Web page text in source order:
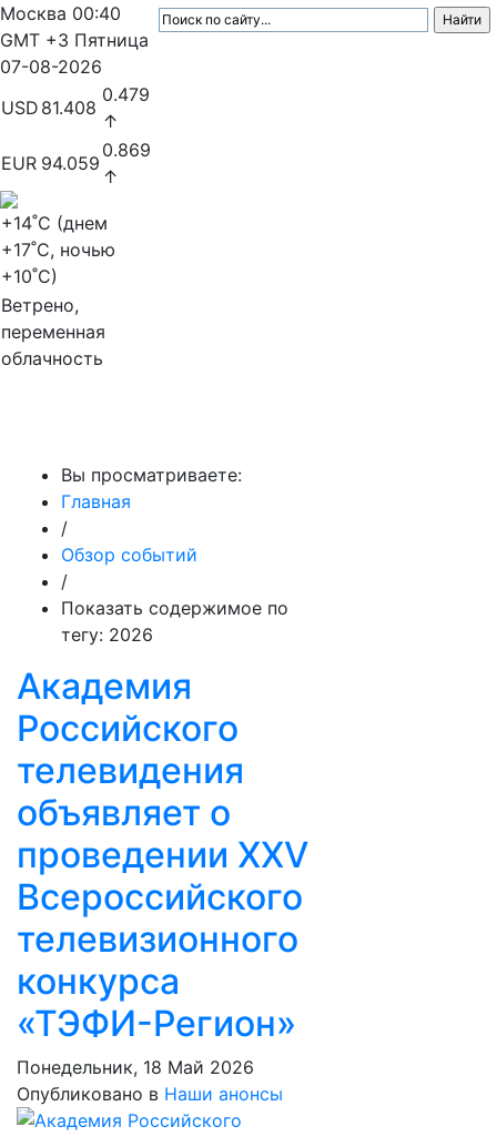
Москва 00:40
GMT +3 Пятница
07-08-2026
USD 81.408
0.479
↑
EUR 94.059
0.869
↑
+14˚C (днем
+17˚C, ночью
+10˚C)
Ветрено,
переменная
облачность
Вы просматриваете:
Главная
/
Обзор событий
/
Показать содержимое по
тегу: 2026
Академия
Российского
телевидения
объявляет о
проведении ХХV
Всероссийского
телевизионного
конкурса
«ТЭФИ-Регион»
Понедельник, 18 Май 2026
Опубликовано в Наши анонсы